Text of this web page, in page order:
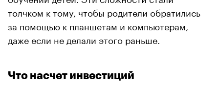
толчком к тому, чтобы родители обратились
за помощью к планшетам и компьютерам,
даже если не делали этого раньше.
Что насчет инвестиций